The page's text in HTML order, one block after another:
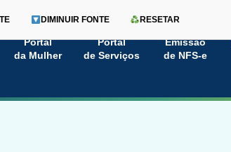
Portal
da Mulher
Portal
de Serviços
Emissão
de NFS-e
DIMINUIR FONTE RESETAR